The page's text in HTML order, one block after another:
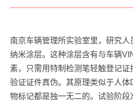
南京车辆管理所实验室里，研究
纳米涂层。这种涂层含有与车辆
素，只需用特制检测笔轻触登记
验证证件真伪。其原理类似于人
物标记都是独一无二的。试验阶段